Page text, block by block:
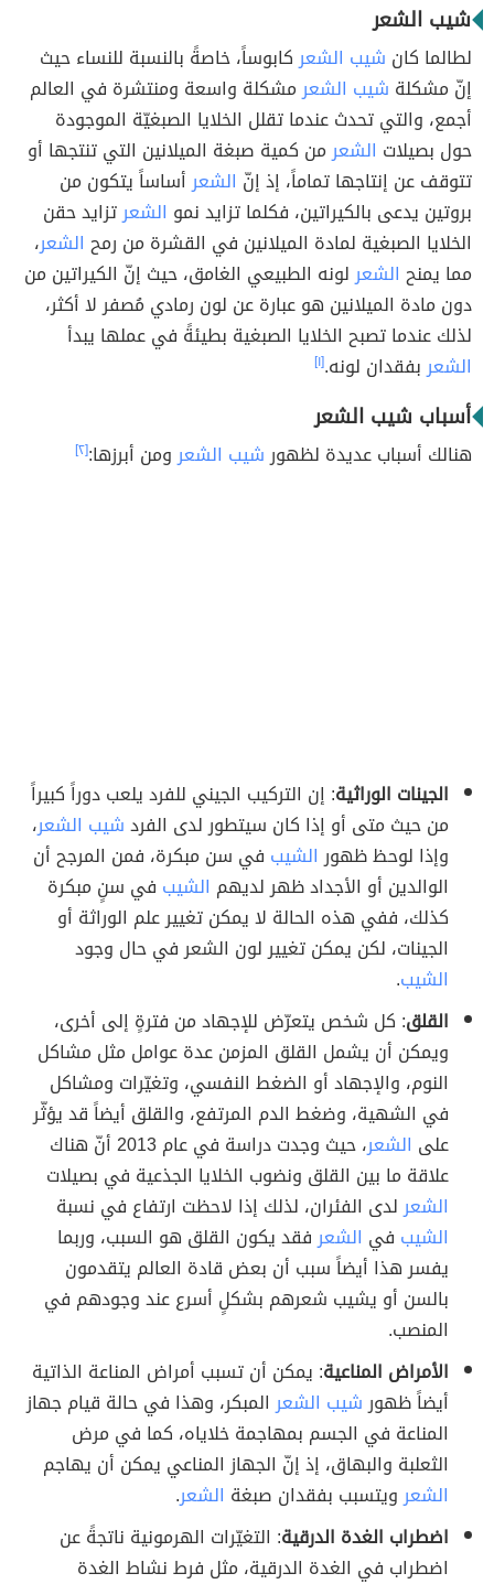
شيب الشعر
لطالما كان شيب الشعركابوساً، خاصةً بالنسبة للنساء حيث
إنّ مشكلة شيب الشعرمشكلة واسعة ومنتشرة في العالم
أجمع، والتي تحدث عندما تقلل الخلايا الصبغيّة الموجودة
حول بصيلات الشعرمن كمية صبغة الميلانين التي تنتجها أو
تتوقف عن إنتاجها تماماً، إذ إنّ الشعرأساساً يتكون من
بروتين يدعى بالكيراتين، فكلما تزايد نمو الشعرتزايد حقن
الخلايا الصبغية لمادة الميلانين في القشرة من رمح الشعر،
مما يمنح الشعرلونه الطبيعي الغامق، حيث إنّ الكيراتين من
دون مادة الميلانين هو عبارة عن لون رمادي مُصفر لا أكثر،
لذلك عندما تصبح الخلايا الصبغية بطيئةً في عملها يبدأ
الشعربفقدان لونه.[١]
أسباب شيب الشعر
هنالك أسباب عديدة لظهورشيب الشعرومن أبرزها:[٢]
الجينات الوراثية: إن التركيب الجيني للفرد يلعب دوراً كبيراً
من حيث متى أو إذا كان سيتطور لدى الفردشيب الشعر،
وإذا لوحظ ظهورالشيب في سن مبكرة، فمن المرجح أن
الوالدين أو الأجداد ظهر لديهم الشيب في سنٍ مبكرة
كذلك، ففي هذه الحالة لا يمكن تغيير علم الوراثة أو
الجينات، لكن يمكن تغيير لون الشعر في حال وجود
الشيب.
القلق: كل شخص يتعرّض للإجهاد من فترةٍ إلى أخرى،
ويمكن أن يشمل القلق المزمن عدة عوامل مثل مشاكل
النوم، والإجهاد أو الضغط النفسي، وتغيّرات ومشاكل
في الشهية، وضغط الدم المرتفع، والقلق أيضاً قد يؤثّر
على الشعر
، حيث وجدت دراسة في عام 2013 أنّ هناك
علاقة ما بين القلق ونضوب الخلايا الجذعية في بصيلات
الشعرلدى الفئران، لذلك إذا لاحظت ارتفاع في نسبة
الشيب في الشعرفقد يكون القلق هو السبب، وربما
يفسر هذا أيضاً سبب أن بعض قادة العالم يتقدمون
بالسن أو يشيب شعرهم بشكلٍ أسرع عند وجودهم في
المنصب.
الأمراض المناعية: يمكن أن تسبب أمراض المناعة الذاتية
أيضاً ظهورشيب الشعرالمبكر، وهذا في حالة قيام جهاز
المناعة في الجسم بمهاجمة خلاياه، كما في مرض
الثعلبة والبهاق، إذ إنّ الجهاز المناعي يمكن أن يهاجم
الشعرويتسبب بفقدان صبغة الشعر.
اضطراب الغدة الدرقية: التغيّرات الهرمونية ناتجةً عن
اضطراب في الغدة الدرقية، مثل فرط نشاط الغدة